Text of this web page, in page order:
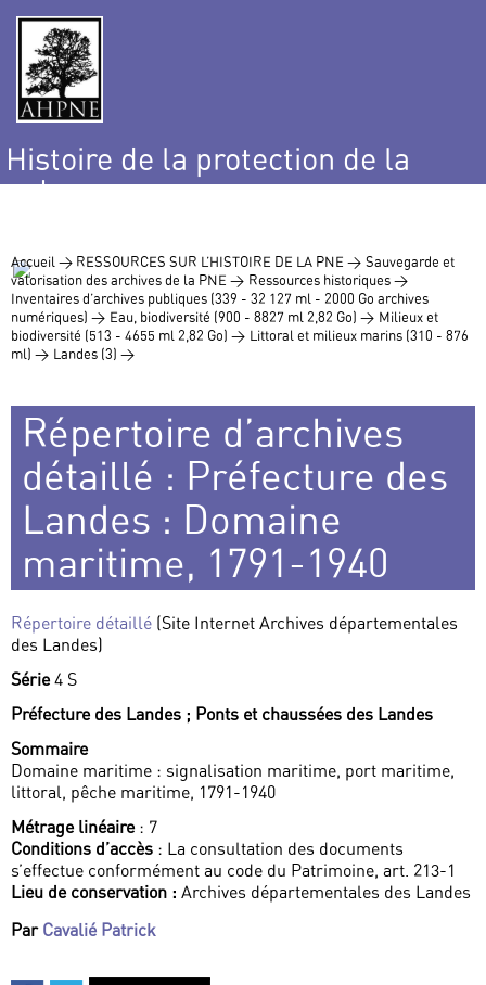
Histoire de la protection de la
nature
Accueil > RESSOURCES SUR L’HISTOIRE DE LA PNE > Sauvegarde et
valorisation des archives de la PNE > Ressources historiques >
Inventaires d’archives publiques (339 - 32 127 ml - 2000 Go archives
numériques) > Eau, biodiversité (900 - 8827 ml 2,82 Go) > Milieux et
biodiversité (513 - 4655 ml 2,82 Go) > Littoral et milieux marins (310 - 876
ml) > Landes (3) >
Répertoire d’archives
détaillé : Préfecture des
Landes : Domaine
maritime, 1791-1940
Répertoire détaillé (Site Internet Archives départementales
des Landes)
Série4 S
Préfecture des Landes ; Ponts et chaussées des Landes
Sommaire
Domaine maritime : signalisation maritime, port maritime,
littoral, pêche maritime, 1791-1940
Métrage linéaire: 7
Conditions d’accès : La consultation des documents
s’effectue conformément au code du Patrimoine, art. 213-1
Lieu de conservation : Archives départementales des Landes
Par Cavalié Patrick